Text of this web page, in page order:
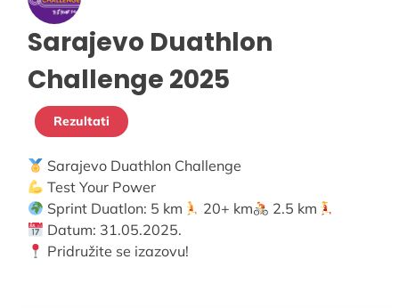
Sarajevo Duathlon
Challenge 2025
Rezultati
Sarajevo Duathlon Challenge
Test Your Power
Sprint Duatlon: 5 km
20+ km
2.5 km
Datum: 31.05.2025.
Pridružite se izazovu!